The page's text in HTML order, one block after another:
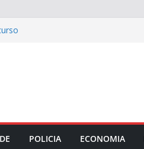
POLICIA ECONOMIA